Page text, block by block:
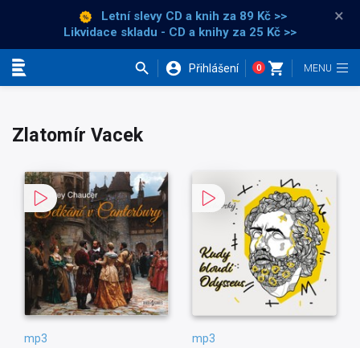
Letní slevy CD a knih za 89 Kč >>
Likvidace skladu - CD a knihy za 25 Kč >>
×
Přihlášení 0
Zlatomír Vacek
mp3 mp3